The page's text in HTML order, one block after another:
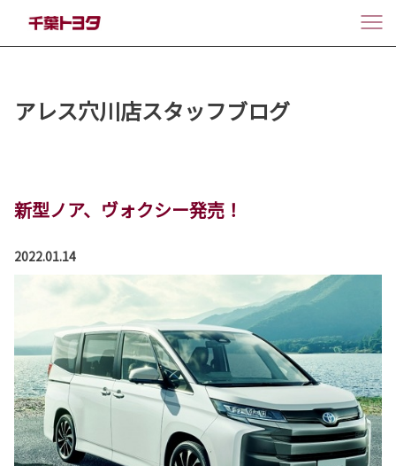
アレス穴川店スタッフブログ
新型ノア、ヴォクシー発売！
2022.01.14